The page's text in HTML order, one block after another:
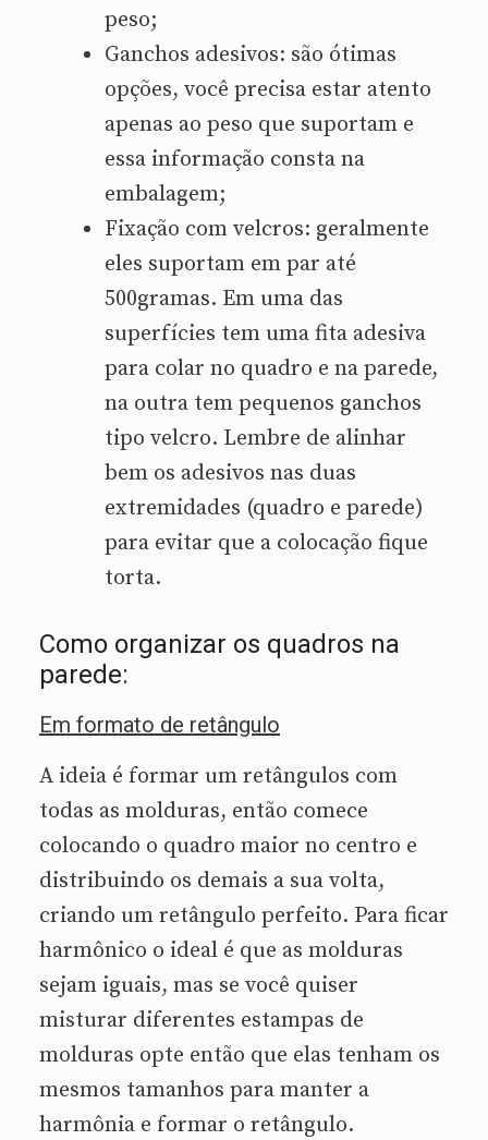
peso;
Ganchos adesivos: são ótimas
opções, você precisa estar atento
apenas ao peso que suportam e
essa informação consta na
embalagem;
Fixação com velcros: geralmente
eles suportam em par até
500gramas. Em uma das
superfícies tem uma fita adesiva
para colar no quadro e na parede,
na outra tem pequenos ganchos
tipo velcro. Lembre de alinhar
bem os adesivos nas duas
extremidades (quadro e parede)
para evitar que a colocação fique
torta.
Como organizar os quadros na
parede:
Em formato de retângulo
A ideia é formar um retângulos com
todas as molduras, então comece
colocando o quadro maior no centro e
distribuindo os demais a sua volta,
criando um retângulo perfeito. Para ficar
harmônico o ideal é que as molduras
sejam iguais, mas se você quiser
misturar diferentes estampas de
molduras opte então que elas tenham os
mesmos tamanhos para manter a
harmônia e formar o retângulo.